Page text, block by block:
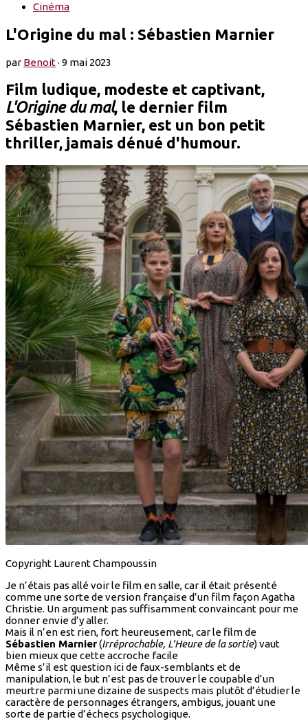
Cinéma
L'Origine du mal : Sébastien Marnier
parBenoit· 9 mai 2023
Film ludique, modeste et captivant,
L'Origine du mal, le dernier film
Sébastien Marnier, est un bon petit
thriller, jamais dénué d'humour.
Copyright Laurent Champoussin
Je n’étais pas allé voir le film en salle, car il était présenté
comme une sorte de version française d’un film façon Agatha
Christie. Un argument pas suffisamment convaincant pour me
donner envie d’y aller.
Mais il n’en est rien, fort heureusement, car le film de
Sébastien Marnier(Irréprochable, L'Heure de la sortie) vaut
bien mieux que cette accroche facile
Même s’il est question ici de faux-semblants et de
manipulation, le but n’est pas de trouver le coupable d’un
meurtre parmi une dizaine de suspects mais plutôt d’étudier le
caractère de personnages étrangers, ambigus, jouant une
sorte de partie d’échecs psychologique.